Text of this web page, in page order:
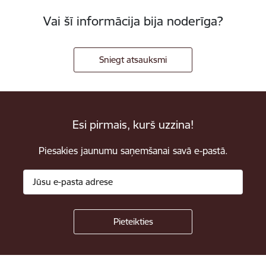
Vai šī informācija bija noderīga?
Sniegt atsauksmi
Esi pirmais, kurš uzzina!
Piesakies jaunumu saņemšanai savā e-pastā.